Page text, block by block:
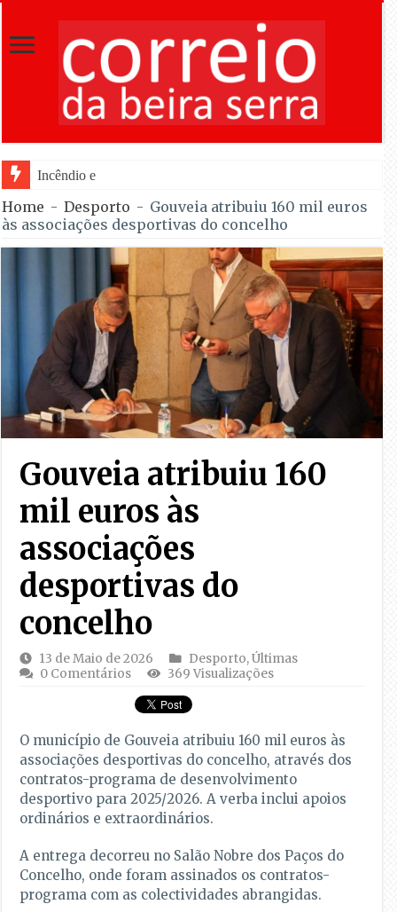
Incêndio em Fornos de Algodres dominado
Home - Desporto - Gouveia atribuiu 160 mil euros
às associações desportivas do concelho
Gouveia atribuiu 160
mil euros às
associações
desportivas do
concelho
13 de Maio de 2026 Desporto,Últimas
0 Comentários
369 Visualizações
O município de Gouveia atribuiu 160 mil euros às
associações desportivas do concelho, através dos
contratos-programa de desenvolvimento
desportivo para 2025/2026. A verba inclui apoios
ordinários e extraordinários.
A entrega decorreu no Salão Nobre dos Paços do
Concelho, onde foram assinados os contratos-
programa com as colectividades abrangidas.